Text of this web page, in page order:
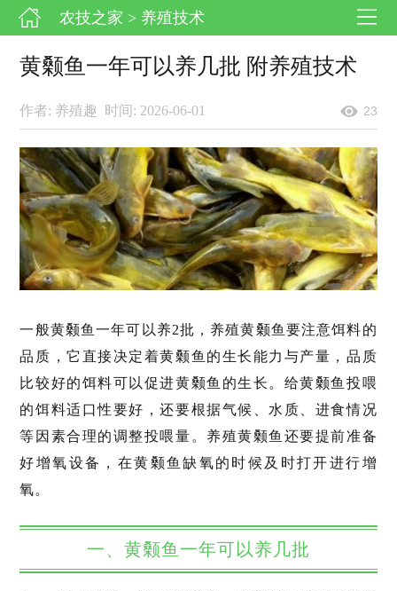
农技之家 > 养殖技术
黄颡鱼一年可以养几批 附养殖技术
作者: 养殖趣 时间: 2026-06-01 23
一般黄颡鱼一年可以养2批，养殖黄颡鱼要注意饵料的
品质，它直接决定着黄颡鱼的生长能力与产量，品质
比较好的饵料可以促进黄颡鱼的生长。给黄颡鱼投喂
的饵料适口性要好，还要根据气候、水质、进食情况
等因素合理的调整投喂量。养殖黄颡鱼还要提前准备
好增氧设备，在黄颡鱼缺氧的时候及时打开进行增
氧。
一、黄颡鱼一年可以养几批